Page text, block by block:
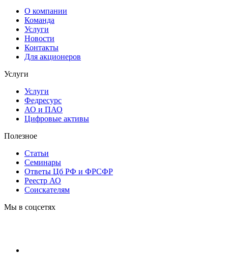
О компании
Команда
Услуги
Новости
Контакты
Для акционеров
Услуги
Услуги
Федресурс
АО и ПАО
Цифровые активы
Полезное
Статьи
Cеминары
Ответы Цб РФ и ФРСФР
Реестр АО
Соискателям
Мы в соцсетях